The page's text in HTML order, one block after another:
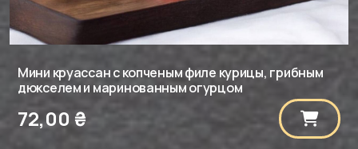
Мини круассан с копченым филе курицы, грибным
дюкселем и маринованным огурцом
72,00 ₴